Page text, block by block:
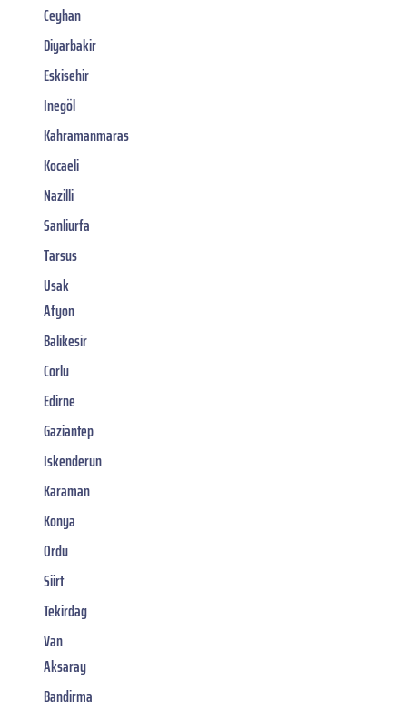
Ceyhan
Diyarbakir
Eskisehir
Inegöl
Kahramanmaras
Kocaeli
Nazilli
Sanliurfa
Tarsus
Usak
Afyon
Balikesir
Corlu
Edirne
Gaziantep
Iskenderun
Karaman
Konya
Ordu
Siirt
Tekirdag
Van
Aksaray
Bandirma